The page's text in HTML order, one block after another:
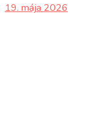
19. mája 2026